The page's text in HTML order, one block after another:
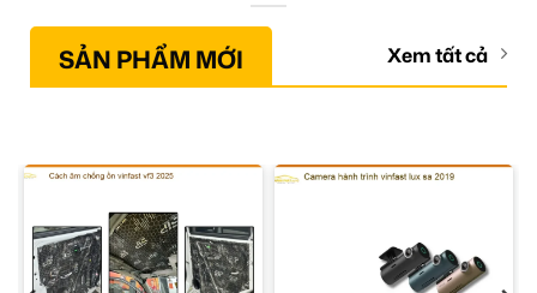
SẢN PHẨM MỚI Xem tất cả